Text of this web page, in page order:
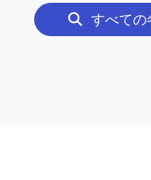
すべての